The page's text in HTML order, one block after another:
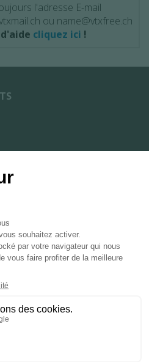
l'adresse E-mail
ou name@vtxfree.ch
cliquez ici !